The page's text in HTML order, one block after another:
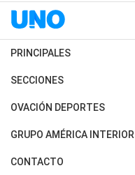
PRINCIPALES
Últimas Noticias
Política
Judiciales
SECCIONES
Horóscopo
Motores
OVACIÓN DEPORTES
Fútbol
Mundial
GRUPO AMÉRICA INTERIOR
Canal 7 en Vivo
CONTACTO